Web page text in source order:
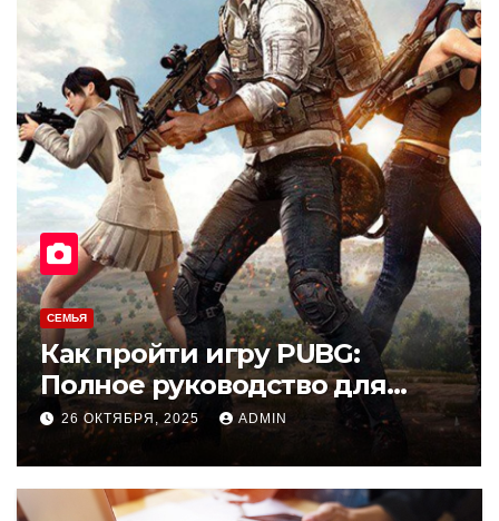
игру PUBG:
руководство для
2025 ADMIN
ПОДАРКИ
17